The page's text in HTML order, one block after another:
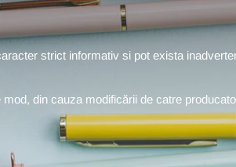
strict informativ si pot exista
din cauza modificării de catre